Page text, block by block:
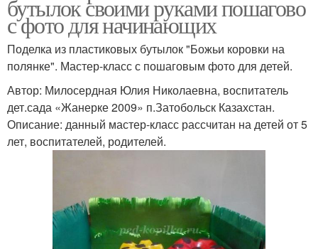
бутылок своими руками пошагово
с фото для начинающих
Поделка из пластиковых бутылок "Божьи коровки на
полянке". Мастер-класс с пошаговым фото для детей.
Автор: Милосердная Юлия Николаевна, воспитатель
дет.сада «Жанерке 2009» п.Затобольск Казахстан.
Описание: данный мастер-класс рассчитан на детей от 5
лет, воспитателей, родителей.